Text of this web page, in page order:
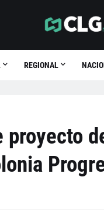
REGIONAL
proyecto